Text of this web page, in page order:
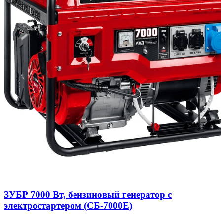
ЗУБР 7000 Вт, бензиновый генератор с
электростартером (СБ-7000Е)